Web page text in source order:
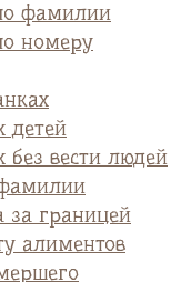
фамилии
номеру
детей
без вести людей
за границей
алиментов